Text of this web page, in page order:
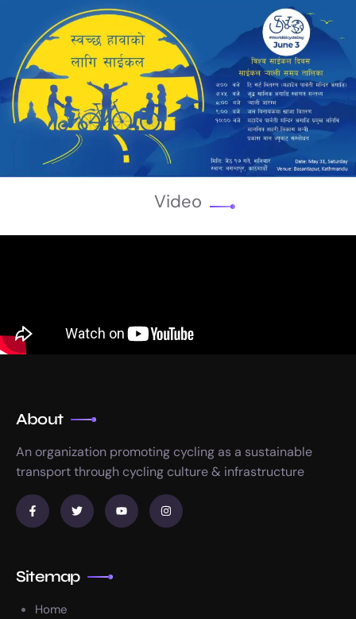
Video
About
An organization promoting cycling as a sustainable
transport through cycling culture & infrastructure
Sitemap
Home